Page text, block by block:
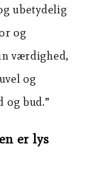
ubetydelig
og
værdighed,
og
og bud.”
er lys